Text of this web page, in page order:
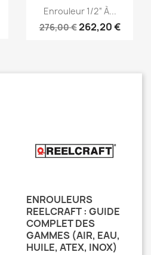
Aperçu rapide
Enrouleur 1/2“ À...
276,00 €262,20 €
ENROULEURS
REELCRAFT : GUIDE
COMPLET DES
GAMMES (AIR, EAU,
HUILE, ATEX, INOX)